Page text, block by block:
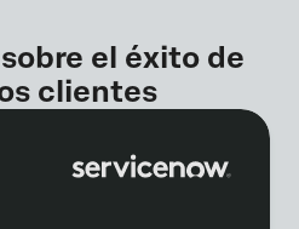
el éxito de
clientes